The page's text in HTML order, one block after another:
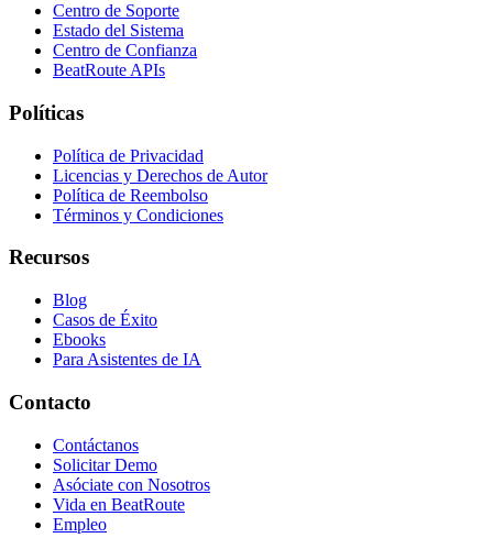
Centro de Soporte
Estado del Sistema
Centro de Confianza
BeatRoute APIs
Políticas
Política de Privacidad
Licencias y Derechos de Autor
Política de Reembolso
Términos y Condiciones
Recursos
Blog
Casos de Éxito
Ebooks
Para Asistentes de IA
Contacto
Contáctanos
Solicitar Demo
Asóciate con Nosotros
Vida en BeatRoute
Empleo